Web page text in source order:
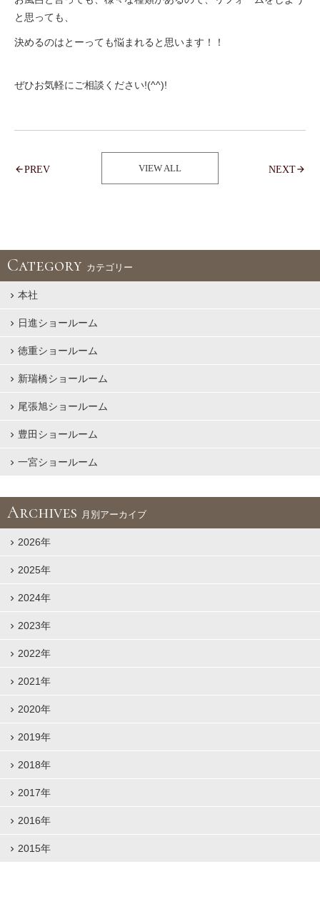
と思っても、
決めるのはとーっても悩まれると思います！！
ぜひお気軽にご相談ください!(^^)!
PREV VIEW ALL NEXT
Category カテゴリー
本社
日進ショールーム
徳重ショールーム
新瑞橋ショールーム
尾張旭ショールーム
豊田ショールーム
一宮ショールーム
Archives 月別アーカイブ
2026年
2025年
2024年
2023年
2022年
2021年
2020年
2019年
2018年
2017年
2016年
2015年